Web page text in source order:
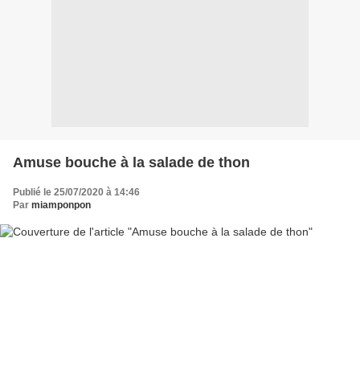
Amuse bouche à la salade de thon
Publié le 25/07/2020 à 14:46
Par miamponpon